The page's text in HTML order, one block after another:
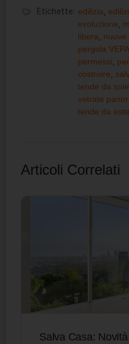
Etichette: edilizia
evoluzione
libera
nuove
pergola VEPA
permessi
costruire
tende da sole
vetrate
tende da
Articoli Correlati
Salva Casa: